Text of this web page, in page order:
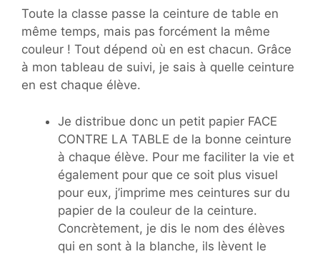
Toute la classe passe la ceinture de table en
même temps, mais pas forcément la même
couleur ! Tout dépend où en est chacun. Grâce
à mon tableau de suivi, je sais à quelle ceinture
en est chaque élève.
Je distribue donc un petit papier FACE
CONTRE LA TABLE de la bonne ceinture
à chaque élève. Pour me faciliter la vie et
également pour que ce soit plus visuel
pour eux, j’imprime mes ceintures sur du
papier de la couleur de la ceinture.
Concrètement, je dis le nom des élèves
qui en sont à la blanche, ils lèvent le